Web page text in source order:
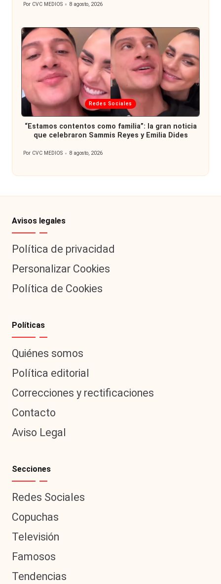
Publicado
Por CVC MEDIOS 8 agosto, 2026
Publicada
en
Redes Sociales
“Estamos contentos como familia”: la gran noticia
que celebraron Sammis Reyes y Emilia Dides
Publicado
Por CVC MEDIOS 8 agosto, 2026
Avisos legales
Política de privacidad
Personalizar Cookies
Política de Cookies
Políticas
Quiénes somos
Política editorial
Correcciones y rectificaciones
Contacto
Aviso Legal
Secciones
Redes Sociales
Copuchas
Televisión
Famosos
Tendencias